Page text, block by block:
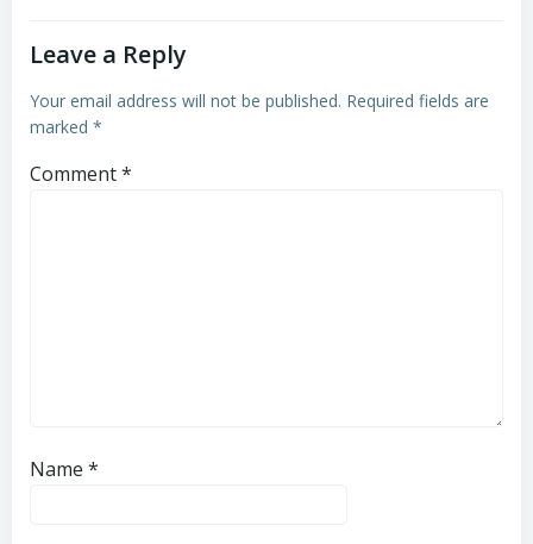
Leave a Reply
Your email address will not be published. Required fields are
marked *
Comment*
Name *